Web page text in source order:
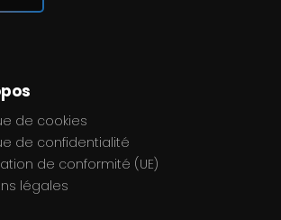
de cookies
de confidentialité
de conformité (UE)
légales